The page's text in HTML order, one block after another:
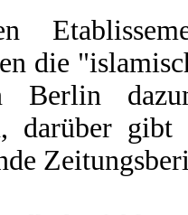
die
Berlin
darüber gibt